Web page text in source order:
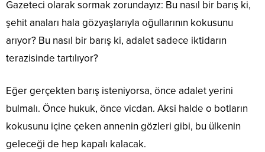
Gazeteci olarak sormak zorundayız: Bu nasıl bir barış ki,
şehit anaları hala gözyaşlarıyla oğullarının kokusunu
arıyor? Bu nasıl bir barış ki, adalet sadece iktidarın
terazisinde tartılıyor?
Eğer gerçekten barış isteniyorsa, önce adalet yerini
bulmalı. Önce hukuk, önce vicdan. Aksi halde o botların
kokusunu içine çeken annenin gözleri gibi, bu ülkenin
geleceği de hep kapalı kalacak.